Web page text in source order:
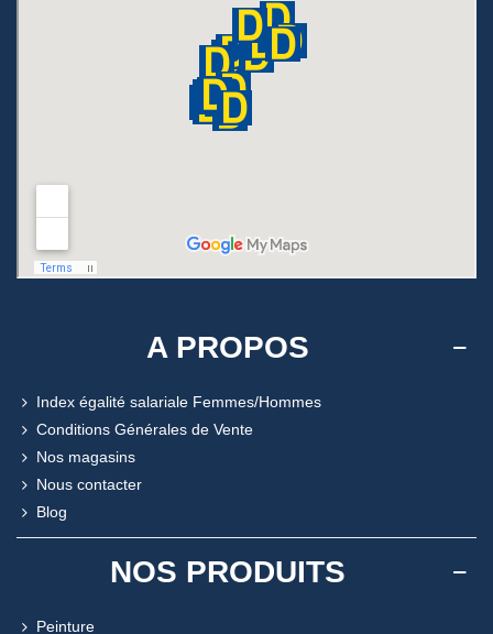
A PROPOS
Index égalité salariale Femmes/Hommes
Conditions Générales de Vente
Nos magasins
Nous contacter
Blog
NOS PRODUITS
Peinture